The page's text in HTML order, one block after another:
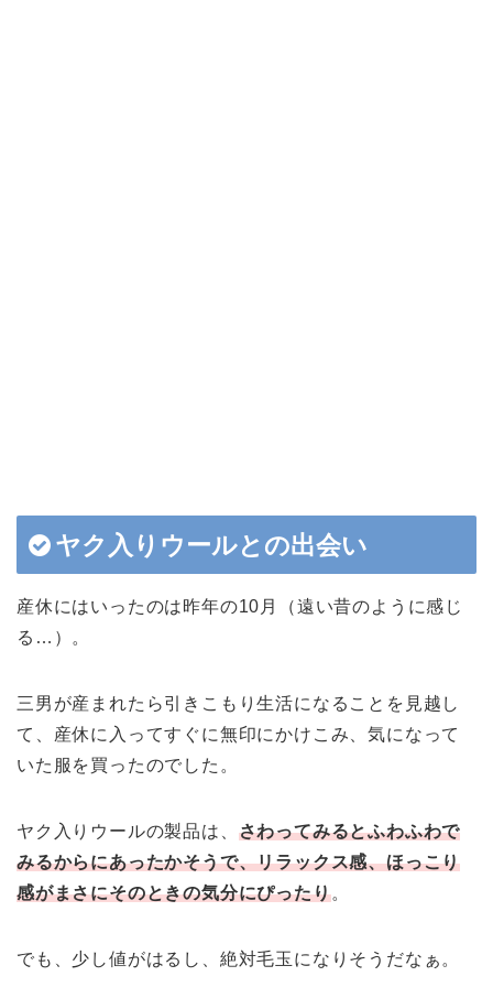
ヤク入りウールとの出会い
産休にはいったのは昨年の10月（遠い昔のように感じ
る…）。
三男が産まれたら引きこもり生活になることを見越し
て、産休に入ってすぐに無印にかけこみ、気になって
いた服を買ったのでした。
ヤク入りウールの製品は、 さわってみるとふわふわで
みるからにあったかそうで、リラックス感、ほっこり
感がまさにそのときの気分にぴったり。
でも、少し値がはるし、絶対毛玉になりそうだなぁ。